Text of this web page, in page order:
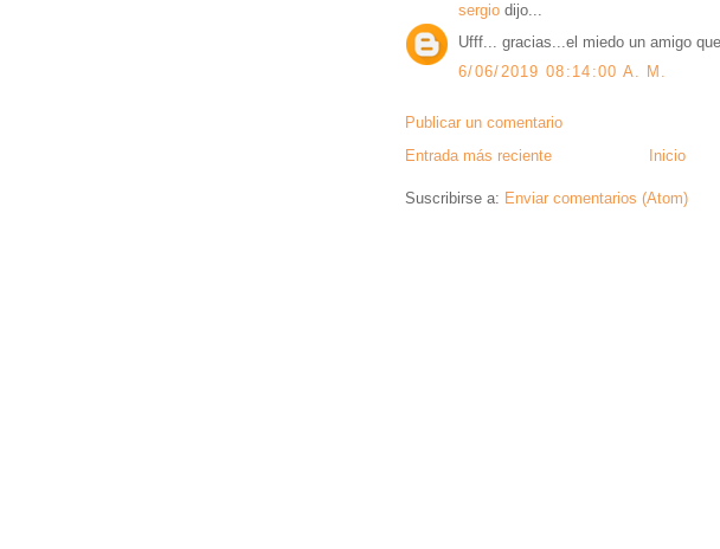
sergio dijo...
Ufff... gracias...el miedo un amigo
6/06/2019 08:14:00 A. M.
Publicar un comentario
Entrada más reciente
Inicio
Suscribirse a: Enviar comentarios (Atom)